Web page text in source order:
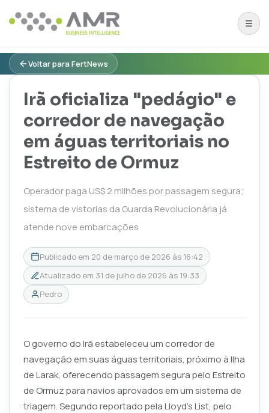
Voltar para FertNews
Irã oficializa "pedágio" e
corredor de navegação
em águas territoriais no
Estreito de Ormuz
Operador paga US$ 2 milhões por passagem segura;
sistema de vistorias da Guarda Revolucionária já
atende nove embarcações
Publicado em 20 de março de 2026 às 16:42
Atualizado em 31 de julho de 2026 às 19:33
Pedro
O governo do Irã estabeleceu um corredor de
navegação em suas águas territoriais, próximo à Ilha
de Larak, oferecendo passagem segura pelo Estreito
de Ormuz para navios aprovados em um sistema de
triagem. Segundo reportado pelaLloyd's List, pelo